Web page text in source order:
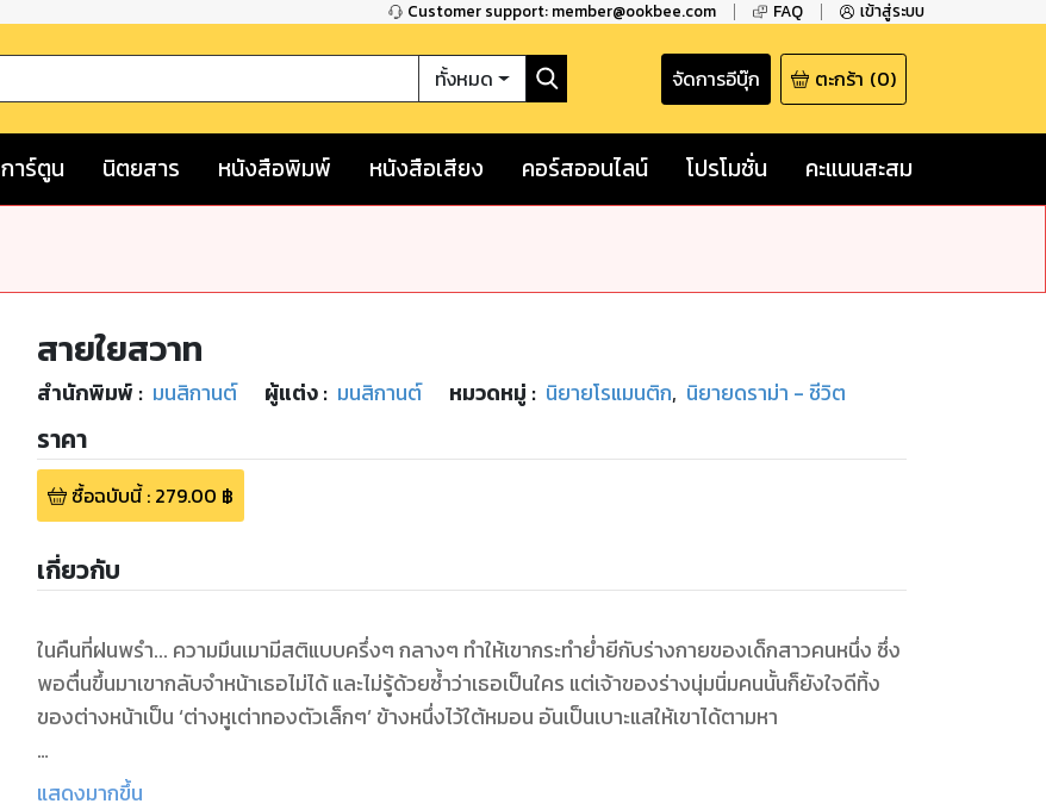
Customer support: member@ookbee.com FAQ เข้าสู่ระบบ
ทั้งหมด จัดการอีบุ๊ก ตะกร้า (0)
การ์ตูน นิตยสาร หนังสือพิมพ์ หนังสือเสียง คอร์สออนไลน์ โปรโมชั่น คะแนนสะสม
สายใยสวาท
สำนักพิมพ์ : มนสิกานต์ ผู้แต่ง : มนสิกานต์ หมวดหมู่ : นิยายโรแมนติก, นิยายดราม่า - ชีวิต
ราคา
ซื้อฉบับนี้: 279.00 ฿
เกี่ยวกับ
ในคืนที่ฝนพรำ... ความมึนเมามีสติแบบครึ่งๆ กลางๆ ทำให้เขากระทำย่ำยีกับร่างกายของเด็กสาวคนหนึ่ง ซึ่ง
พอตื่นขึ้นมาเขากลับจำหน้าเธอไม่ได้ และไม่รู้ด้วยซ้ำว่าเธอเป็นใคร แต่เจ้าของร่างนุ่มนิ่มคนนั้นก็ยังใจดีทิ้ง
ของต่างหน้าเป็น ‘ต่างหูเต่าทองตัวเล็กๆ’ ข้างหนึ่งไว้ใต้หมอน อันเป็นเบาะแสให้เขาได้ตามหา
ว่าแต่...ทำไมต่างหูคู่นั้นไปตรงกับลูกแม่ครัวที่บ้าน...หัวใจโตมรกระตุกวาบทันที เขาทำอะไรลงไป... เด็กนั่น!
แสดงมากขึ้น